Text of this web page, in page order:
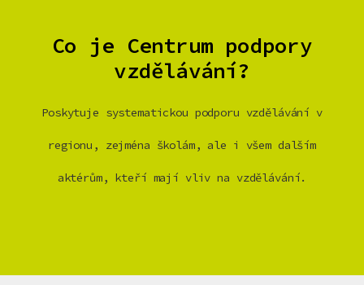
Co je Centrum podpory
vzdělávání?
Poskytuje systematickou podporu vzdělávání v
regionu, zejména školám, ale i všem dalším
aktérům, kteří mají vliv na vzdělávání.